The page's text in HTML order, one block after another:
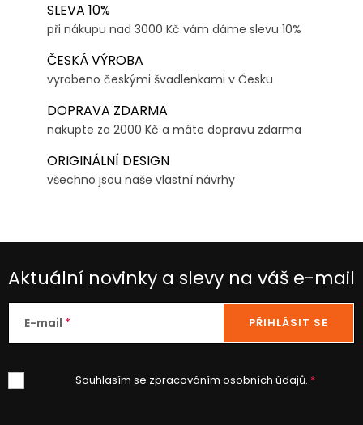
SLEVA 10%
při nákupu nad 3000 Kč vám dáme slevu 10%
ČESKÁ VÝROBA
vyrobeno českými švadlenkami v Česku
DOPRAVA ZDARMA
nakupte za 2000 Kč a máte dopravu zdarma
ORIGINÁLNÍ DESIGN
všechno jsou naše vlastní návrhy
Aktuální novinky a slevy na váš e-mail
E-mail
Souhlasím se zpracováním osobních údajů.
PŘIHLÁSIT SE